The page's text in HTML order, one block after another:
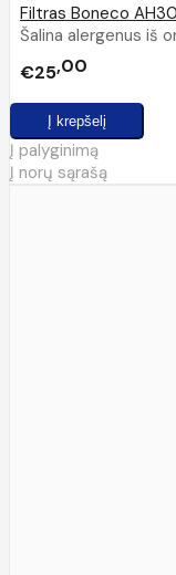
Filtras Boneco
Šalina alergenus iš
€25 00
Į palyginimą
Į norų sąrašą